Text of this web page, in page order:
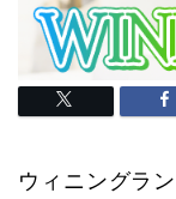
ウィニングラ